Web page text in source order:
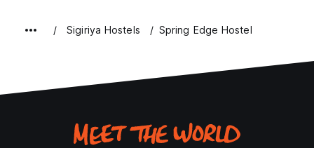
Sigiriya Hostels Spring Edge Hostel